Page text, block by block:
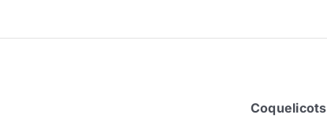
Coquelicots